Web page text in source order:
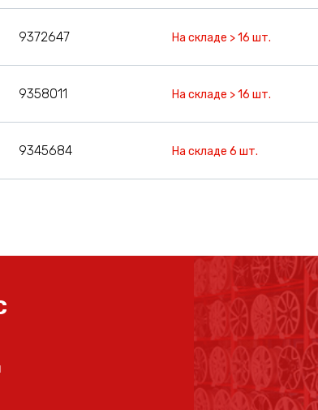
9372647 На складе > 16 шт.
9358011 На складе > 16 шт.
9345684 На складе 6 шт.